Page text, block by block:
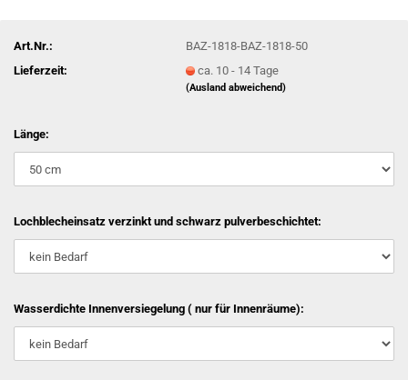
Art.Nr.:
BAZ-1818-BAZ-1818-50
Lieferzeit:
ca. 10 - 14 Tage
(Ausland abweichend)
Länge:
Lochblecheinsatz verzinkt und schwarz pulverbeschichtet:
Wasserdichte Innenversiegelung ( nur für Innenräume):